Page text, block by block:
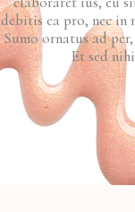
debitis ea pro, nec in
Sumo ornatus ad
Et sed